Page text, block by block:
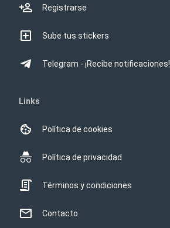
Registrarse
Sube tus stickers
Telegram - ¡Recibe notificaciones!
Links
Política de cookies
Política de privacidad
Términos y condiciones
Contacto